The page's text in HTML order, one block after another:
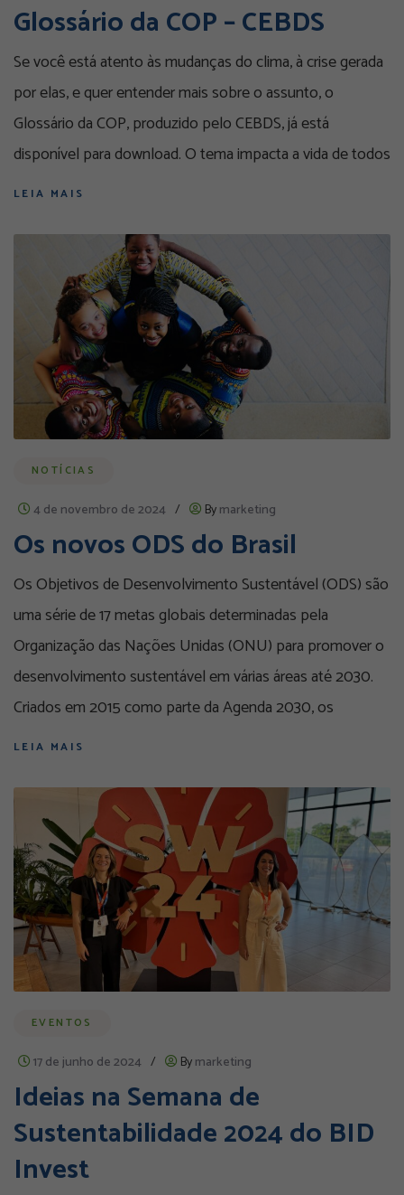
Glossário da COP – CEBDS
Se você está atento às mudanças do clima, à crise gerada
por elas, e quer entender mais sobre o assunto, o
Glossário da COP, produzido pelo CEBDS, já está
disponível para download. O tema impacta a vida de todos
LEIA MAIS
NOTÍCIAS
4 de novembro de 2024 / Bymarketing
Os novos ODS do Brasil
Os Objetivos de Desenvolvimento Sustentável (ODS) são
uma série de 17 metas globais determinadas pela
Organização das Nações Unidas (ONU) para promover o
desenvolvimento sustentável em várias áreas até 2030.
Criados em 2015 como parte da Agenda 2030, os
LEIA MAIS
EVENTOS
17 de junho de 2024 / Bymarketing
Ideias na Semana de
Sustentabilidade 2024 do BID
Invest